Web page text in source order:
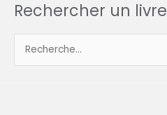
Rechercher un livre